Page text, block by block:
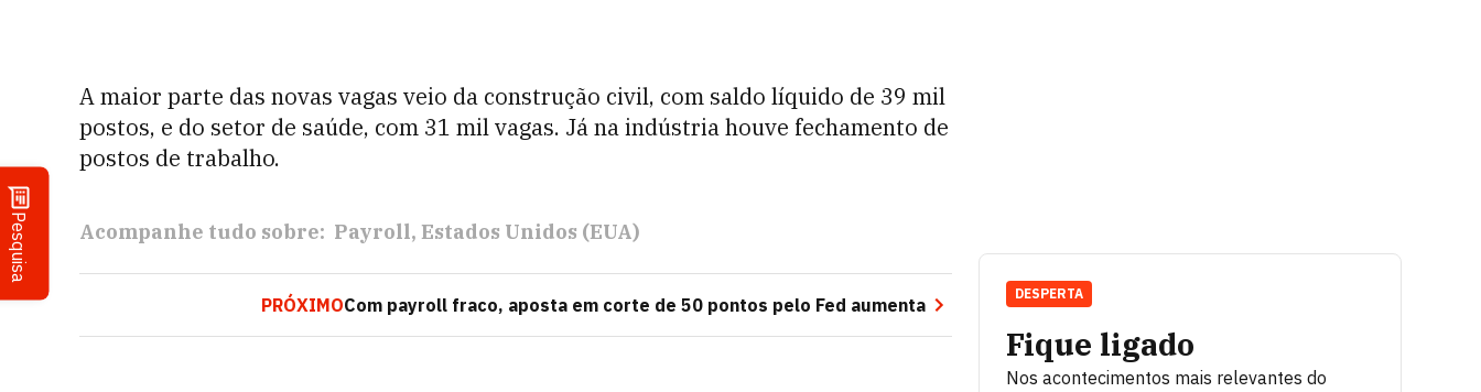
Pesquisa
A maior parte das novas vagas veio da construção civil, com saldo líquido de 39 mil
postos, e do setor de saúde, com 31 mil vagas. Já na indústria houve fechamento de
postos de trabalho.
Acompanhe tudo sobre: Payroll Estados Unidos (EUA)
PRÓXIMOCom payroll fraco, aposta em corte de 50 pontos pelo Fed aumenta
Fique ligado
Nos acontecimentos mais relevantes do
DESPERTA